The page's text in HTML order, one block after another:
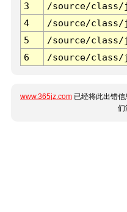
3 /source/class/
4
/source/class/
5
/source/class/
6
/source/class/
www.365jz.com 已经将此出错
们